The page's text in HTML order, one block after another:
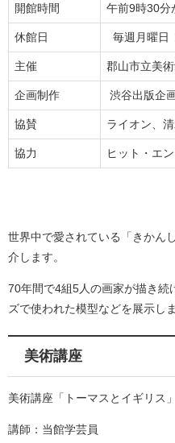
開館時間 午前9時30分
休館日 毎週月曜日
主催 郡山市立美
企画制作 渋谷出版企
協賛 ライオン、
協力 ヒット・エ
世界中で愛されている「きかん
介します。
70年間で4組5人の画家が描き続
ズで使われた模型などを展示しま
美術講座
美術講座「トーマスとイギリス」
講師：当館学芸員